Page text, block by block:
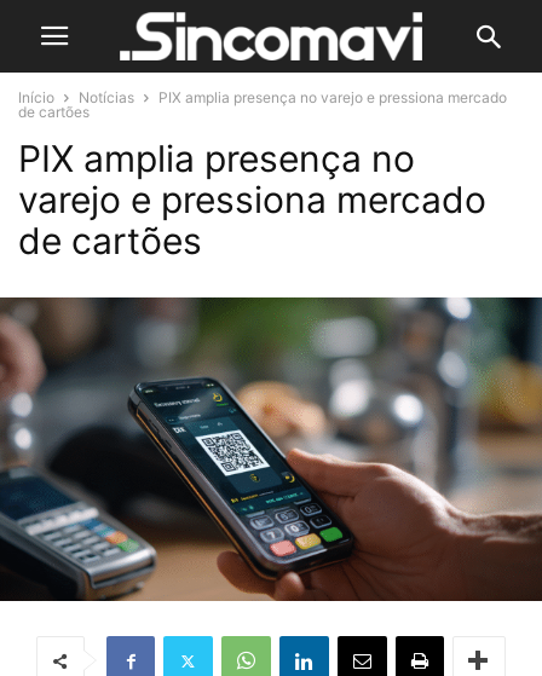
Início Notícias
PIX amplia presença no varejo e pressiona mercado
de cartões
PIX amplia presença no
varejo e pressiona mercado
de cartões